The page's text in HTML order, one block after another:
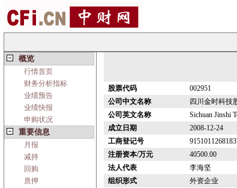
概览
行情首页
财务分析指标
业绩预告
业绩快报
申购状况
重要信息
月报
减持
回购
质押
股票代码
002951
公司中文名称
四川金时科技
公司英文名称
Sichuan Jinshi
成立日期
2008-12-24
工商登记号
注册资本/万元
40500.00
法人代表
李海坚
组织形式
外资企业